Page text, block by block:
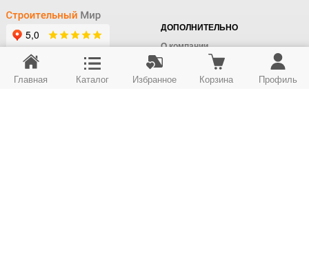
+7 (495) 414-22-76
ДОПОЛНИТЕЛЬНО
О компании
Доставка
Оплата
Главная Каталог Избранное Корзина Профиль